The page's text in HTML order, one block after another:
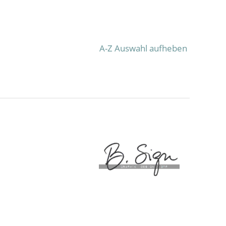
A-Z Auswahl aufheben